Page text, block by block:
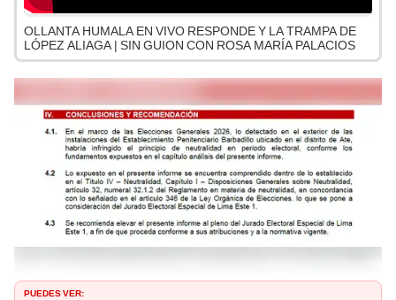
OLLANTA HUMALA EN VIVO RESPONDE Y LA TRAMPA DE
LÓPEZ ALIAGA | SIN GUION CON ROSA MARÍA PALACIOS
PUEDES VER: